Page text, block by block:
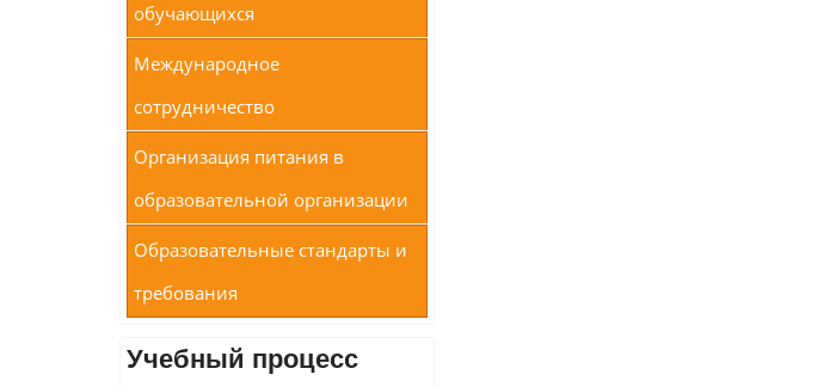
обучающихся
Международное
сотрудничество
Организация питания в
образовательной организации
Образовательные стандарты и
требования
Учебный процесс